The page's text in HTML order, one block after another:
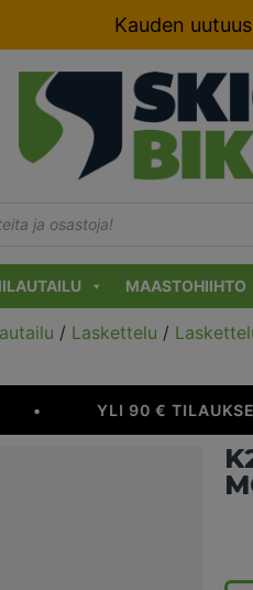
Kauden
MAASTOHIIHTO
/ Laskettelu /
YLI 90 €